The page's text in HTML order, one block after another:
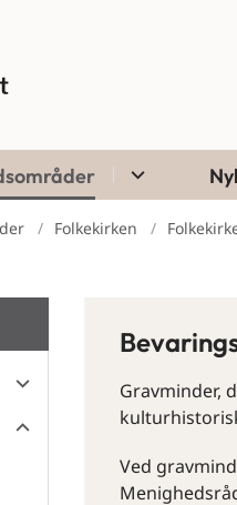
Folkekirken
Gravminder,
Ved